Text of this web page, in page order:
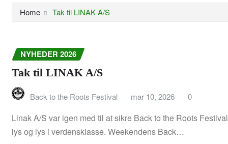
BTTR 2024
BTTR 2023
Program 2023
BTTR 2022
Home Tak til LINAK A/S
NYHEDER 2026
Tak til LINAK A/S
Back to the Roots Festival mar 10, 2026 0
Linak A/S var igen med til at sikre Back to the Roots Festival
lys og lys i verdensklasse. Weekendens Back…